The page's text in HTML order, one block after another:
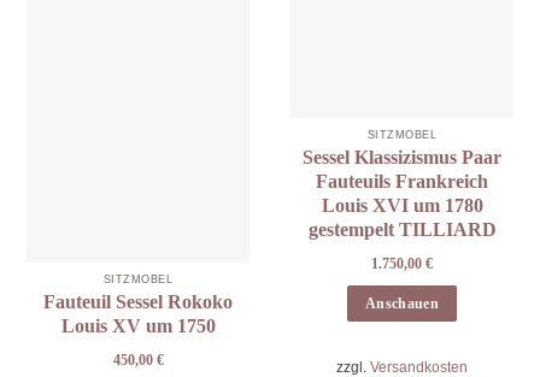
SITZMÖBEL
Fauteuil Sessel Rokoko
Louis XV um 1750
450,00 €
SITZMÖBEL
Sessel Klassizismus Paar
Fauteuils Frankreich
Louis XVI um 1780
gestempelt TILLIARD
1.750,00 €
Anschauen
zzgl. Versandkosten